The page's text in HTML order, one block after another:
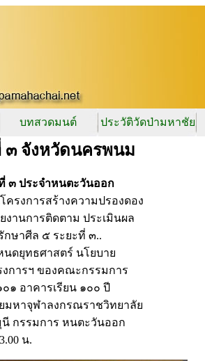
บทสวดมนต์ ประวัติวัดป่ามหาชัย
๓ จังหวัดนครพนม
๓ ประจำหนตะวันออก
รงการสร้างความปรองดอง
านการติดตาม ประเมินผล
กษาศีล ๕ ระยะที่ ๓..
ดยุทธศาสตร์ นโยบาย
การฯ ของคณะกรรมการ
อาคารเรียน ๑๐๐ ปี
มหาจุฬาลงกรณราชวิทยาลัย
กรรมการ หนตะวันออก
น.